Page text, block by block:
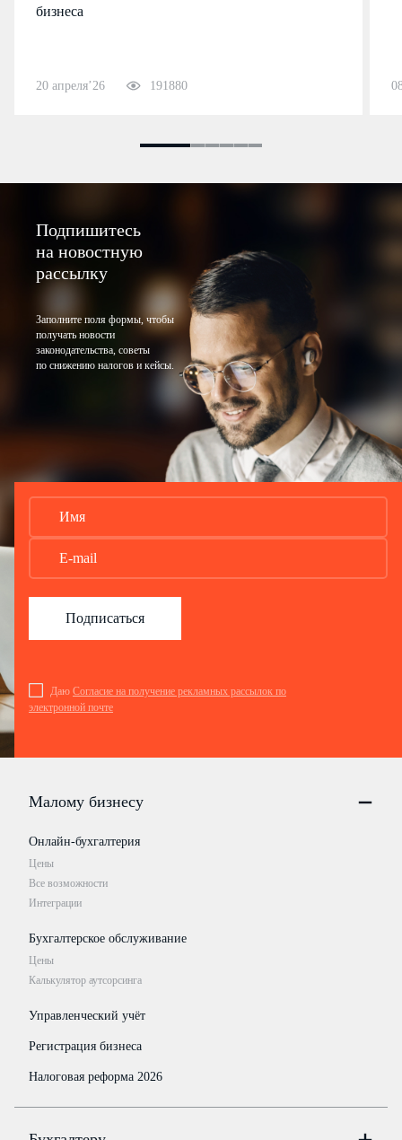
бизнеса
20 апреля’26 191880
Подпишитесь
на новостную
рассылку
Заполните поля формы, чтобы
получать новости
законодательства, советы
по снижению налогов и кейсы.
Даю Согласие на получение рекламных рассылок по
электронной почте
Подписаться
Малому бизнесу
Онлайн-бухгалтерия
Цены
Все возможности
Интеграции
Бухгалтерское обслуживание
Цены
Калькулятор аутсорсинга
Управленческий учёт
Регистрация бизнеса
Налоговая реформа 2026